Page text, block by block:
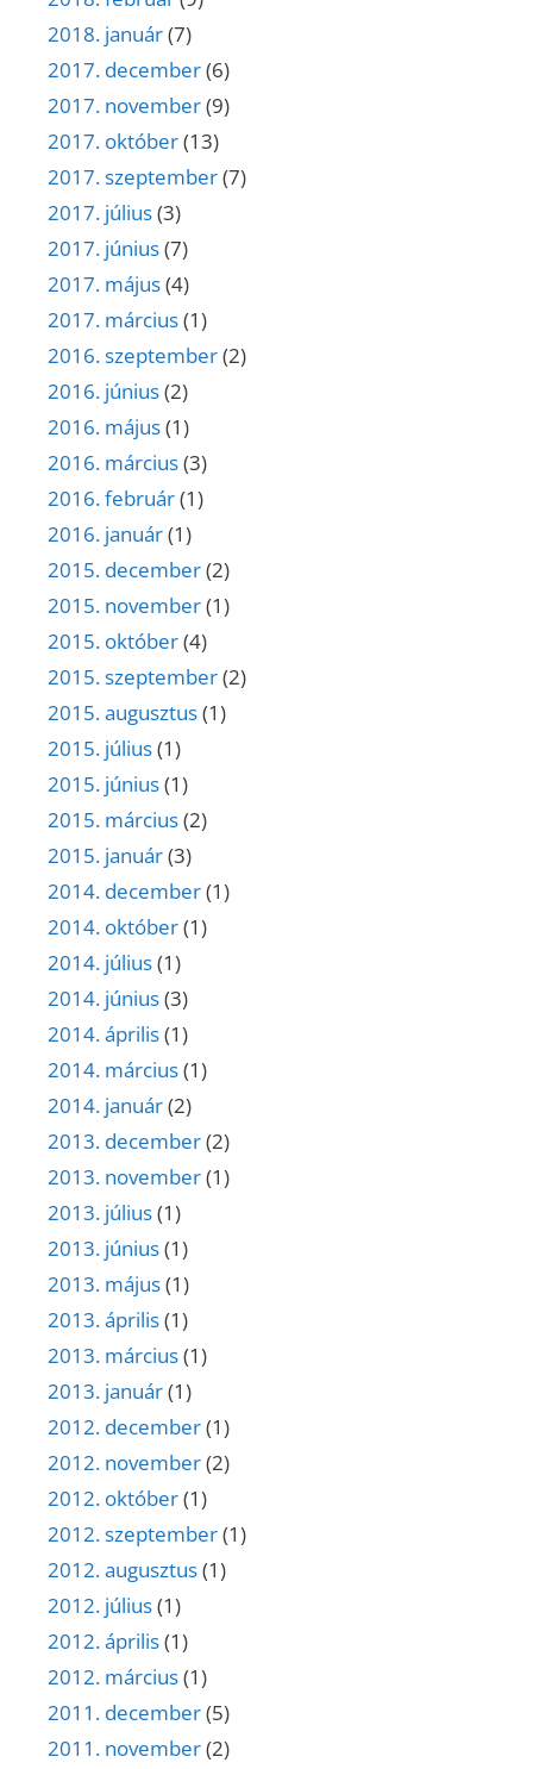
2018. január(7)
2017. december(6)
2017. november(9)
2017. október(13)
2017. szeptember(7)
2017. július(3)
2017. június(7)
2017. május(4)
2017. március(1)
2016. szeptember(2)
2016. június(2)
2016. május(1)
2016. március(3)
2016. február(1)
2016. január(1)
2015. december(2)
2015. november(1)
2015. október(4)
2015. szeptember(2)
2015. augusztus(1)
2015. július(1)
2015. június(1)
2015. március(2)
2015. január(3)
2014. december(1)
2014. október(1)
2014. július(1)
2014. június(3)
2014. április(1)
2014. március(1)
2014. január(2)
2013. december(2)
2013. november(1)
2013. július(1)
2013. június(1)
2013. május(1)
2013. április(1)
2013. március(1)
2013. január(1)
2012. december(1)
2012. november(2)
2012. október(1)
2012. szeptember(1)
2012. augusztus(1)
2012. július(1)
2012. április(1)
2012. március(1)
2011. december(5)
2011. november(2)